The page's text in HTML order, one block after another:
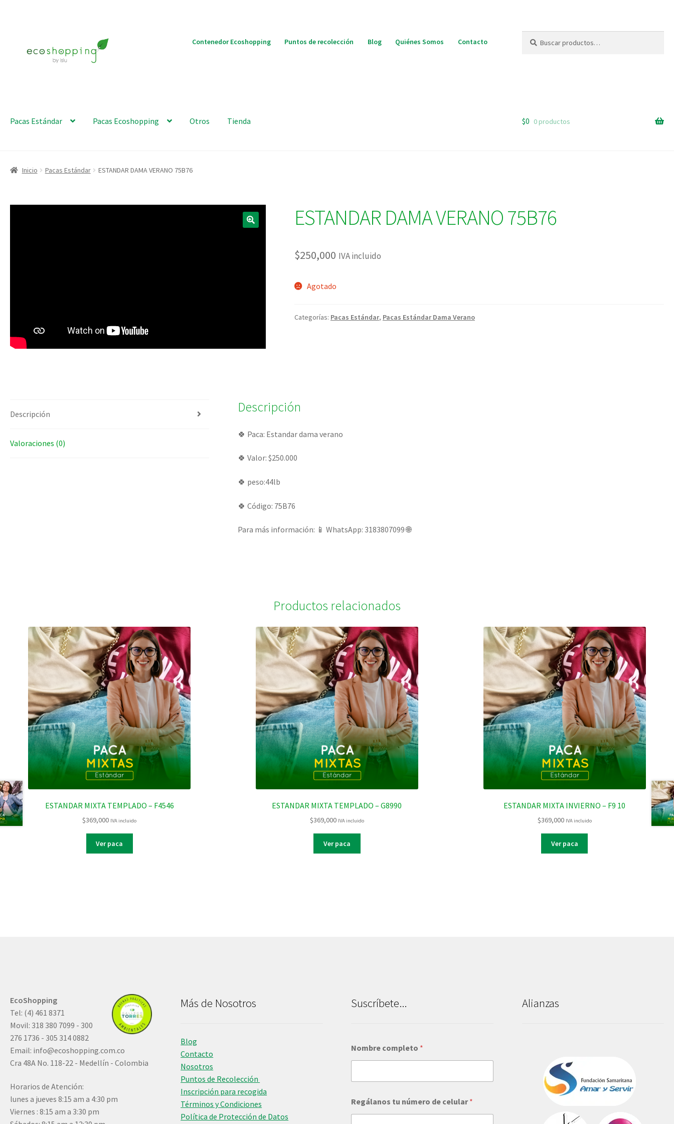
Contenedor Ecoshopping Puntos de recolección Blog Quiénes Somos Contacto
por:
Pacas Estándar Pacas Ecoshopping Otros Tienda $0 0 productos
Inicio Pacas Estándar ESTANDAR DAMA VERANO 75B76
ESTANDAR DAMA VERANO 75B76
$250,000 IVA incluido
Agotado
Categorías: Pacas Estándar, Pacas Estándar Dama Verano
Descripción
Valoraciones (0)
Descripción
🍀 Paca: Estandar dama verano
🍀 Valor: $250.000
🍀 peso:44lb
🍀 Código: 75B76
Para más información: 📱 WhatsApp: 3183807099 🌐
Productos relacionados
ESTANDAR MIXTA TEMPLADO – F4546
$369,000 IVA incluido
Ver paca
ESTANDAR MIXTA TEMPLADO – G8990
$369,000 IVA incluido
Ver paca
ESTANDAR MIXTA INVIERNO – F9 10
$369,000 IVA incluido
Ver paca
EcoShopping
Tel: (4) 461 8371
Movil: 318 380 7099 - 300
276 1736 - 305 314 0882
Email: info@ecoshopping.com.co
Cra 48A No. 118-22 - Medellín - Colombia
Horarios de Atención:
lunes a jueves 8:15 am a 4:30 pm
Viernes : 8:15 am a 3:30 pm
Más de Nosotros
Blog
Contacto
Nosotros
Puntos de Recolección
Inscripción para recogida
Términos y Condiciones
Política de Protección de Datos
Suscríbete...
Nombre completo *
Regálanos tu número de celular*
Alianzas